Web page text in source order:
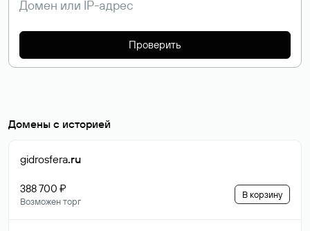
Проверить
Домены с историей
gidrosfera.ru
388 700 ₽
Возможен торг
В корзину